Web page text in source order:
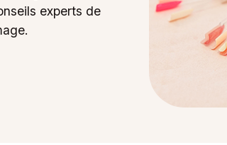
experts de